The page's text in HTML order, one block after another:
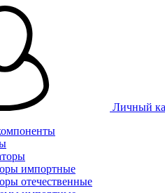
Личный
импортные
отечественные